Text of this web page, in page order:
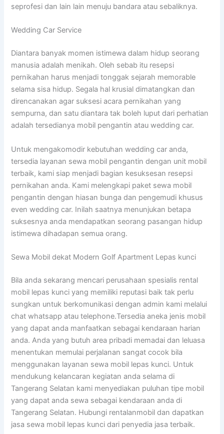
seprofesi dan lain lain menuju bandara atau sebaliknya.
Wedding Car Service
Diantara banyak momen istimewa dalam hidup seorang
manusia adalah menikah. Oleh sebab itu resepsi
pernikahan harus menjadi tonggak sejarah memorable
selama sisa hidup. Segala hal krusial dimatangkan dan
direncanakan agar suksesi acara pernikahan yang
sempurna, dan satu diantara tak boleh luput dari perhatian
adalah tersedianya mobil pengantin atau wedding car.
Untuk mengakomodir kebutuhan wedding car anda,
tersedia layanan sewa mobil pengantin dengan unit mobil
terbaik, kami siap menjadi bagian kesuksesan resepsi
pernikahan anda. Kami melengkapi paket sewa mobil
pengantin dengan hiasan bunga dan pengemudi khusus
even wedding car. Inilah saatnya menunjukan betapa
suksesnya anda mendapatkan seorang pasangan hidup
istimewa dihadapan semua orang.
Sewa Mobil dekat Modern Golf Apartment Lepas kunci
Bila anda sekarang mencari perusahaan spesialis rental
mobil lepas kunci yang memiliki reputasi baik tak perlu
sungkan untuk berkomunikasi dengan admin kami melalui
chat whatsapp atau telephone.Tersedia aneka jenis mobil
yang dapat anda manfaatkan sebagai kendaraan harian
anda. Anda yang butuh area pribadi memadai dan leluasa
menentukan memulai perjalanan sangat cocok bila
menggunakan layanan sewa mobil lepas kunci. Untuk
mendukung kelancaran kegiatan anda selama di
Tangerang Selatan kami menyediakan puluhan tipe mobil
yang dapat anda sewa sebagai kendaraan anda di
Tangerang Selatan. Hubungi rentalanmobil dan dapatkan
jasa sewa mobil lepas kunci dari penyedia jasa terbaik.